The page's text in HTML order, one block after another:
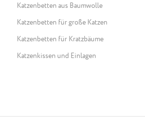
Katzenbetten aus Baumwolle
Katzenbetten für große Katzen
Katzenbetten für Kratzbäume
Katzenkissen und Einlagen